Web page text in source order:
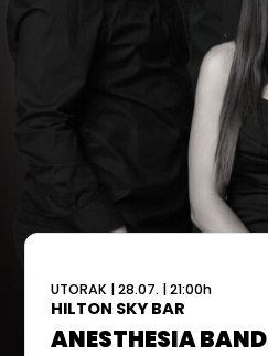
UTORAK |28.07. |21:00h
HILTON SKY BAR
ANESTHESIA BAND